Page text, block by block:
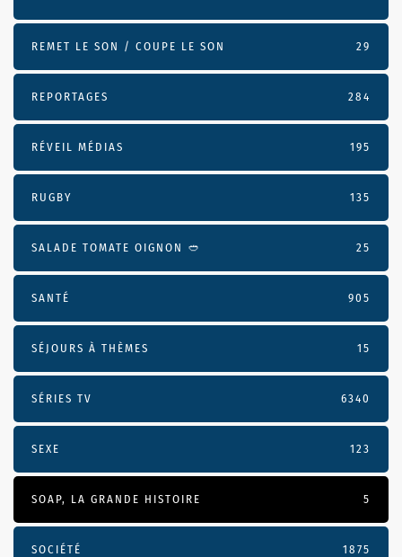
REMET LE SON / COUPE LE SON 29
REPORTAGES 284
RÉVEIL MÉDIAS 195
RUGBY 135
SALADE TOMATE OIGNON 🥙 25
SANTÉ 905
SÉJOURS À THÈMES 15
SÉRIES TV 6340
SEXE 123
SOAP, LA GRANDE HISTOIRE 5
SOCIÉTÉ 1875